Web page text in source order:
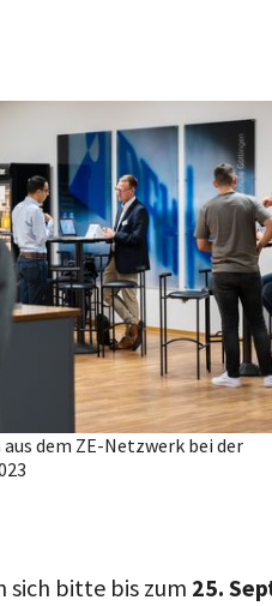
dem ZE-Netzwerk bei der
sich bitte bis zum 25.